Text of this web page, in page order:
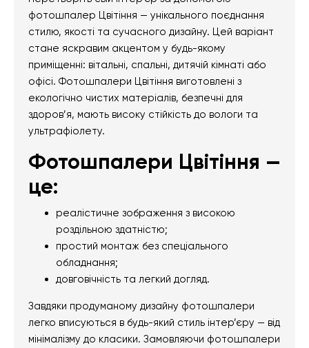
фотошпалер Цвітіння — унікального поєднання
стилю, якості та сучасного дизайну. Цей варіант
стане яскравим акцентом у будь-якому
приміщенні: вітальні, спальні, дитячій кімнаті або
офісі. Фотошпалери Цвітіння виготовлені з
екологічно чистих матеріалів, безпечні для
здоров’я, мають високу стійкість до вологи та
ультрафіолету.
Фотошпалери Цвітіння —
це:
реалістичне зображення з високою
роздільною здатністю;
простий монтаж без спеціального
обладнання;
довговічність та легкий догляд.
Завдяки продуманому дизайну фотошпалери
легко вписуються в будь-який стиль інтер’єру — від
мінімалізму до класики. Замовляючи фотошпалери